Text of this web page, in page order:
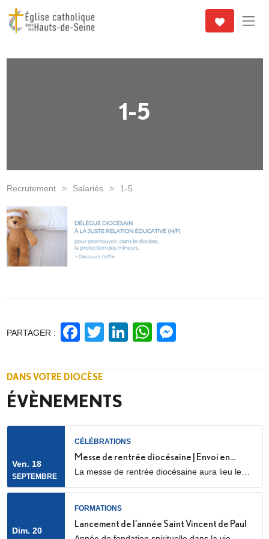
1-5
Recrutement > Salariés > 1-5
PARTAGER : Facebook
Twitter
LinkedIn
WhatsApp
DANS VOTRE DIOCÈSE
ÉVÈNEMENTS
Ven. 18
SEPTEMBRE
CÉLÉBRATIONS
Messe de rentrée diocésaine | Envoi en
mission des LME
La messe de rentrée diocésaine aura lieu le
(28 Rue de l’Église, 92000 Nanterre) Elle sera
marquée par l’envoi en mission des Laïcs en
Dim. 20
FORMATIONS
Lancement de l’année Saint Vincent de Paul